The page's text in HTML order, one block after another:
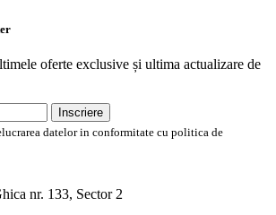
oferte exclusive și ultima actualizare de
Inscriere
datelor in conformitate cu politica de
nr. 133, Sector 2